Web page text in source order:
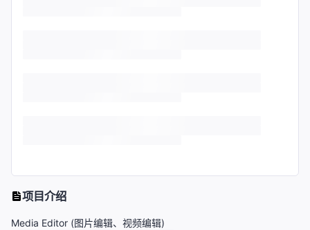
项目介绍
Media Editor (图片编辑、视频编辑)